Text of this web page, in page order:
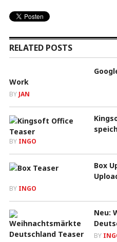
RELATED POSTS
Work
BY JAN
BY INGO
Box
BY INGO
Neu:
BY